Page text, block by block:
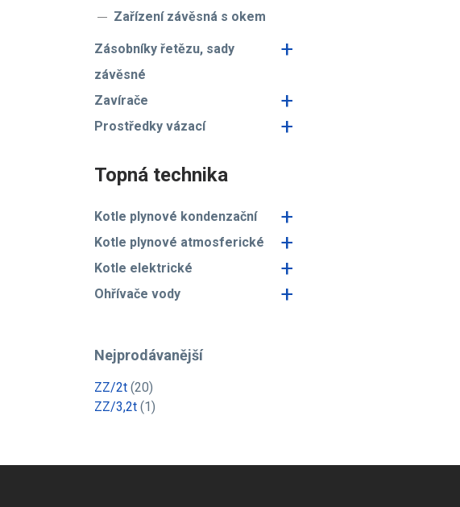
Zařízení závěsná s okem
Zásobníky řetězu, sady
závěsné
+
Zavírače +
Prostředky vázací +
Topná technika
Kotle plynové kondenzační +
Kotle plynové atmosferické +
Kotle elektrické +
Ohřívače vody +
Nejprodávanější
ZZ/2t (20)
ZZ/3,2t (1)